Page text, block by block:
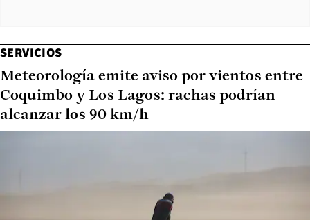
SERVICIOS
Meteorología emite aviso por vientos entre
Coquimbo y Los Lagos: rachas podrían
alcanzar los 90 km/h